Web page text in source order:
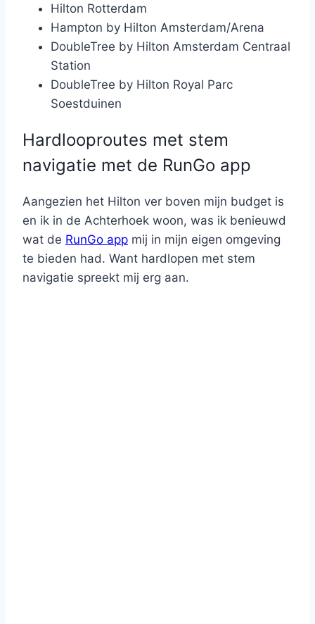
Hilton Rotterdam
Hampton by Hilton Amsterdam/Arena
DoubleTree by Hilton Amsterdam Centraal
Station
DoubleTree by Hilton Royal Parc
Soestduinen
Hardlooproutes met stem
navigatie met de RunGo app
Aangezien het Hilton ver boven mijn budget is
en ik in de Achterhoek woon, was ik benieuwd
wat de RunGo app mij in mijn eigen omgeving
te bieden had. Want hardlopen met stem
navigatie spreekt mij erg aan.